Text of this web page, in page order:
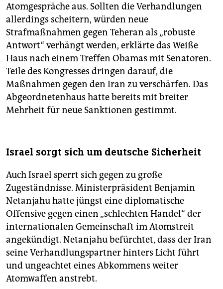
Atomgespräche aus. Sollten die Verhandlungen
allerdings scheitern, würden neue
Strafmaßnahmen gegen Teheran als „robuste
Antwort“ verhängt werden, erklärte das Weiße
Haus nach einem Treffen Obamas mit Senatoren.
Teile des Kongresses dringen darauf, die
Maßnahmen gegen den Iran zu verschärfen. Das
Abgeordnetenhaus hatte bereits mit breiter
Mehrheit für neue Sanktionen gestimmt.
Israel sorgt sich um deutsche Sicherheit
Auch Israel sperrt sich gegen zu große
Zugeständnisse. Ministerpräsident Benjamin
Netanjahu hatte jüngst eine diplomatische
Offensive gegen einen „schlechten Handel“ der
internationalen Gemeinschaft im Atomstreit
angekündigt. Netanjahu befürchtet, dass der Iran
seine Verhandlungspartner hinters Licht führt
und ungeachtet eines Abkommens weiter
Atomwaffen anstrebt.